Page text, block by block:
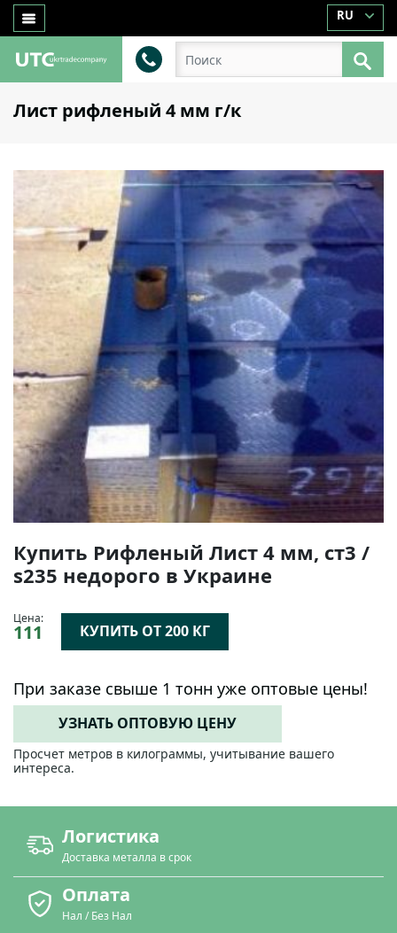
RU
Лист рифленый 4 мм г/к
Купить Рифленый Лист 4 мм, cт3 /
s235 недорого в Украине
Цена:
111 КУПИТЬ ОТ 200 КГ
При заказе свыше 1 тонн уже оптовые цены!
УЗНАТЬ ОПТОВУЮ ЦЕНУ
Просчет метров в килограммы, учитывание вашего
интереса.
Логистика
Доставка металла в срок
Оплата
Нал / Без Нал